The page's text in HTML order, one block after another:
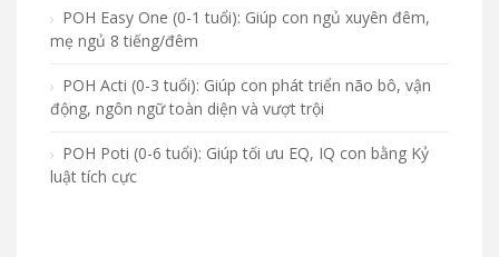
POH Easy One (0-1 tuổi): Giúp con ngủ xuyên đêm,
mẹ ngủ 8 tiếng/đêm
POH Acti (0-3 tuổi): Giúp con phát triển não bô, vận
động, ngôn ngữ toàn diện và vượt trội
POH Poti (0-6 tuổi): Giúp tối ưu EQ, IQ con bằng Kỷ
luật tích cực